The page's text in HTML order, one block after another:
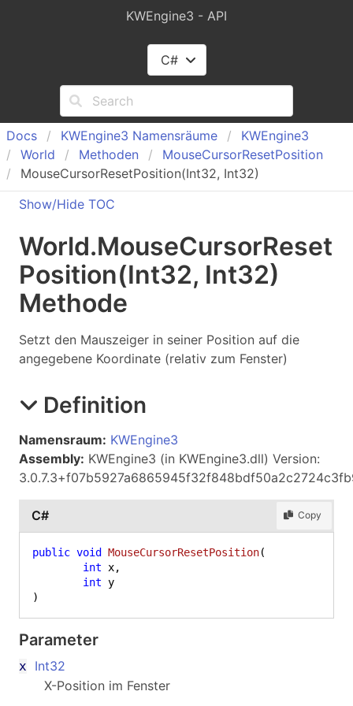
KWEngine3 - API
C#
Docs KWEngine3 Namensräume KWEngine3
World
Methoden MouseCursorResetPosition
MouseCursorResetPosition(Int32, Int32)
Show/Hide TOC
World.MouseCursorReset
Position(Int32, Int32)
Methode
Setzt den Mauszeiger in seiner Position auf die
angegebene Koordinate (relativ zum Fenster)
Definition
Namensraum: KWEngine3
Assembly: KWEngine3 (in KWEngine3.dll) Version:
C# Copy
public void MouseCursorResetPosition(
int x,
int
)
Parameter
x
Int32
X-Position im Fenster